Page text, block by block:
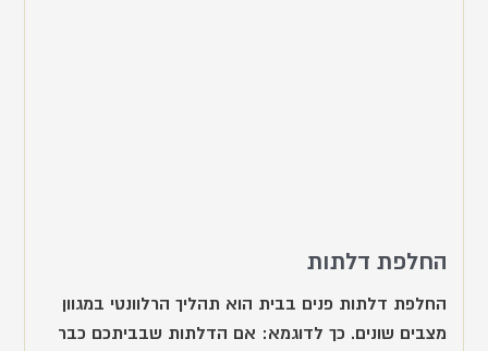
החלפת דלתות
החלפת דלתות פנים בבית הוא תהליך הרלוונטי במגוון
מצבים שונים. כך לדוגמא: אם הדלתות שבביתכם כבר